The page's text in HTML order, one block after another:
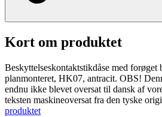
Kort om produktet
Beskyttelseskontaktstikdåse med forøget
planmonteret, HK07, antracit. OBS!
endnu ikke blevet oversat til dansk af
teksten maskineoversat fra den tyske
produktet